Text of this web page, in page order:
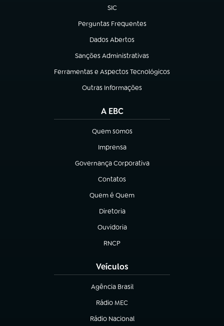
SIC
(abre em nova aba)
Perguntas Frequentes
(abre em nova aba)
Dados Abertos
(abre em nova aba)
Sanções Administrativas
(abre em nova aba)
Ferramentas e Aspectos Tecnológicos
(abre em nova aba)
Outras Informações
(abre em nova aba)
A EBC
Quem somos
(abre em nova aba)
Imprensa
(abre em nova aba)
Governança Corporativa
(abre em nova aba)
Contatos
(abre em nova aba)
Quem é Quem
(abre em nova aba)
Diretoria
(abre em nova aba)
Ouvidoria
(abre em nova aba)
RNCP
(abre em nova aba)
Veículos
Agência Brasil
(abre em nova aba)
Rádio MEC
(abre em nova aba)
Rádio Nacional